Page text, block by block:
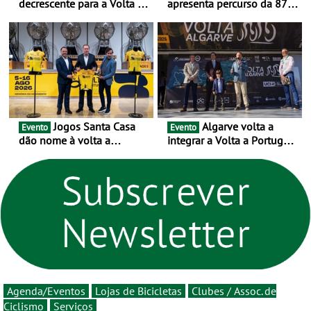
decrescente para a Volta a
as 17 equipas de 2026
apresenta percurso da 87.ª
novo ciclo rumo ao
centenário
Evento Jogos Santa Casa
dão nome à volta a
um novo ciclo da prova
rumo ao centenário - Volta
a Portugal em Bicicleta
estará na estrada entre 5 e
16 de agosto
Evento
integrar a Volta a Portugal
Agenda/Eventos Lojas de Bicicletas
Clubes / Assoc. de
Ciclismo
Serviços